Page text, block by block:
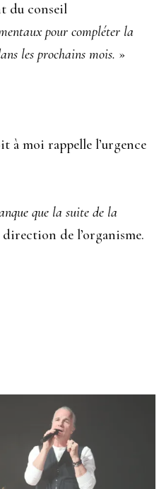
du conseil
pour compléter la
les prochains mois. »
à moi rappelle l’urgence
que la suite de la
de l’organisme.